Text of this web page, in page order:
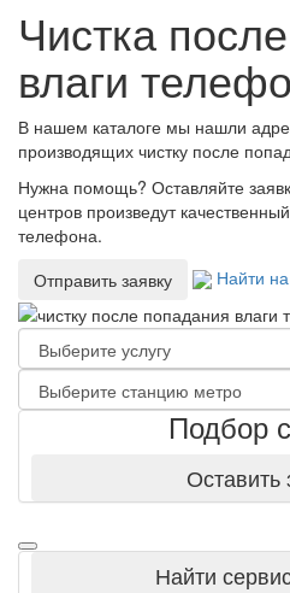
Чистка
влаги
В нашем каталоге мы нашли
производящих чистку после
Нужна помощь? Оставляйте
центров произведут
телефона.
Отправить заявку
Найти
Подбор
Оставить
Найти